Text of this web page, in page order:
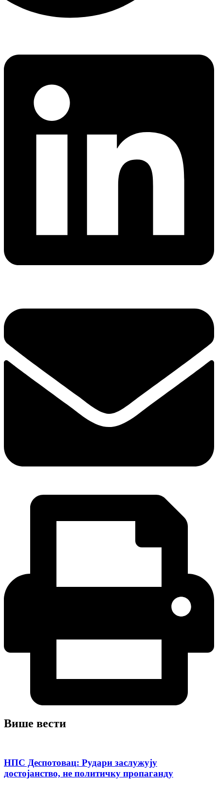
Више вести
НПС Деспотовац: Рудари заслужују
достојанство, не политичку пропаганду